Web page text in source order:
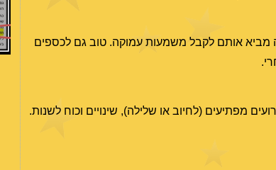
מביא אותם לקבל משמעות עמוקה. טוב גם לכספים
רוח ועצבנות. אירועים מפתיעים (לחיוב או שלילה), שינויים וכוח לשנות.